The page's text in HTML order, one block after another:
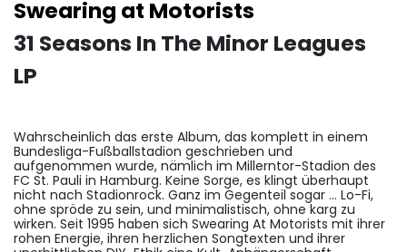
Swearing at Motorists
31 Seasons In The Minor Leagues
LP
Wahrscheinlich das erste Album, das komplett in einem
Bundesliga-Fußballstadion geschrieben und
aufgenommen wurde, nämlich im Millerntor-Stadion des
FC St. Pauli in Hamburg. Keine Sorge, es klingt überhaupt
nicht nach Stadionrock. Ganz im Gegenteil sogar ... Lo-Fi,
ohne spröde zu sein, und minimalistisch, ohne karg zu
wirken. Seit 1995 haben sich Swearing At Motorists mit ihrer
rohen Energie, ihren herzlichen Songtexten und ihrer